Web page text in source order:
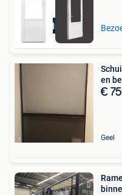
Buitendraaiend
en
€
Geel